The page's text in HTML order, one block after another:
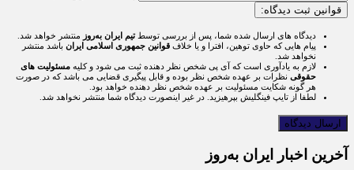
قوانین ثبت دیدگاه:
دیدگاه های ارسال شده شما، پس از بررسی توسطتیم ایران به‌روز منتشر خواهد شد.
پیام هایی که حاوی توهین، افترا و یا خلاف قوانین جمهوری اسلامی ایران باشد منتشر
نخواهد شد.
لازم به یادآوری است که آی پی شخص نظر دهنده ثبت می شود و کلیه مسئولیت های
حقوقی نظرات بر عهده شخص نظر بوده و قابل پیگیری قضایی می باشد که در صورت
هر گونه شکایت مسئولیت بر عهده شخص نظر دهنده خواهد بود.
لطفا از تایپ فینگلیش بپرهیزید. در غیر اینصورت دیدگاه شما منتشر نخواهد شد.
آخرین اخبار ایران به‌روز